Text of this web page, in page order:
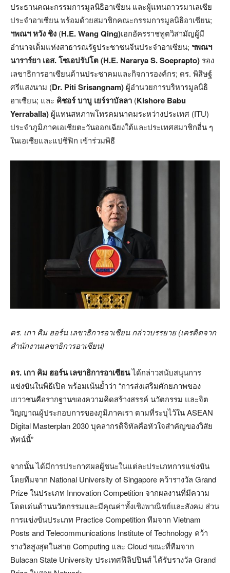
ประธานคณะกรรมการมูลนิธิอาเซียน และผู้แทนถาวรมาเลเซีย
ประจำอาเซียน พร้อมด้วยสมาชิกคณะกรรมการมูลนิธิอาเซียน;
ฯพณฯหวัง ชิง (H.E.Wang Qing)เอกอัครราชทูตวิสามัญผู้มี
อำนาจเต็มแห่งสาธารณรัฐประชาชนจีนประจำอาเซียน; ฯพณฯ
นาราร์ยา เอส.โซเอปรัปโต(H.E. Nararya S. Soeprapto) รอง
เลขาธิการอาเซียนด้านประชาคมและกิจการองค์กร; ดร. พิสิษฐ์
ศรีแสงนาม (Dr. Piti Srisangnam) ผู้อำนวยการบริหารมูลนิธิ
อาเซียน; และ คิชอร์บาบู เยร์ราบัลลา (Kishore Babu
Yerraballa) ผู้แทนสหภาพโทรคมนาคมระหว่างประเทศ (ITU)
ประจำภูมิภาคเอเชียตะวันออกเฉียงใต้และประเทศสมาชิกอื่น ๆ
ในเอเชียและแปซิฟิก เข้าร่วมพิธี
ดร. เกา คิม ฮอร์น เลขาธิการอาเซียน กล่าวบรรยาย(เครดิตจาก
สำนักงานเลขาธิการอาเซียน)
ดร. เกา คิม ฮอร์น เลขาธิการอาเซียนได้กล่าวสนับสนุนการ
แข่งขันในพิธีเปิด พร้อมเน้นย้ำว่า “การส่งเสริมศักยภาพของ
เยาวชนคือรากฐานของความคิดสร้างสรรค์ นวัตกรรม และจิต
วิญญาณผู้ประกอบการของภูมิภาคเรา ตามที่ระบุไว้ใน ASEAN
Digital Masterplan 2030 บุคลากรดิจิทัลคือหัวใจสำคัญของวิสัย
ทัศน์นี้”
จากนั้น ได้มีการประกาศผลผู้ชนะในแต่ละประเภทการแข่งขัน
โดยทีมจาก National University of Singapore คว้ารางวัล Grand
Prize ในประเภท Innovation Competition จากผลงานที่มีความ
โดดเด่นด้านนวัตกรรมและมีคุณค่าทั้งเชิงพาณิชย์และสังคม ส่วน
การแข่งขันประเภท Practice Competition ทีมจาก Vietnam
Posts and Telecommunications Institute of Technology คว้า
รางวัลสูงสุดในสาย Computing และ Cloud ขณะที่ทีมจาก
Bulacan State University ประเทศฟิลิปปินส์ ได้รับรางวัล Grand